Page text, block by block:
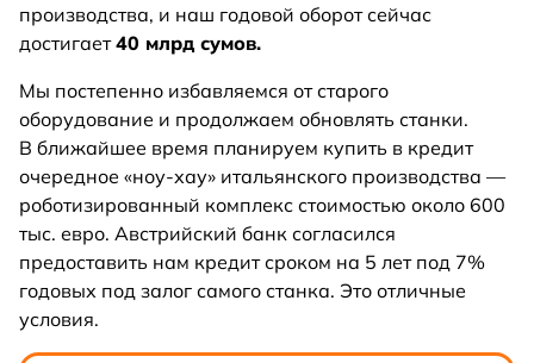
производства, и наш годовой оборот сейчас
достигает40 млрд сумов.
Мы постепенно избавляемся от старого
оборудование и продолжаем обновлять станки.
В ближайшее время планируем купить в кредит
очередное «ноу-хау» итальянского производства —
роботизированный комплекс стоимостью около 600
тыс. евро. Австрийский банк согласился
предоставить нам кредит сроком на 5 лет под 7%
годовых под залог самого станка. Это отличные
условия.